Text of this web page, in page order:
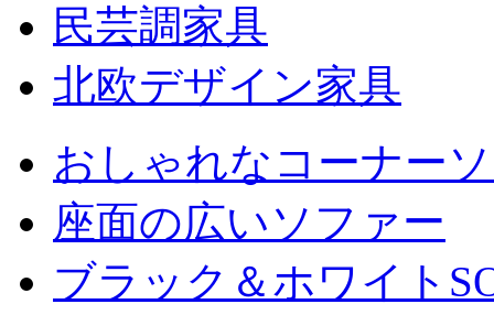
民芸調家具
北欧デザイン家具
おしゃれなコーナー
座面の広いソファー
ブラック＆ホワイト